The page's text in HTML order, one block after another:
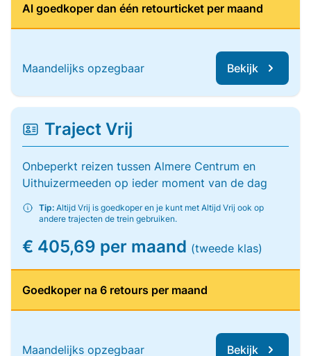
Al goedkoper dan één retourticket per maand
Maandelijks opzegbaar Bekijk
Traject Vrij
Onbeperkt reizen tussen Almere Centrum en
Uithuizermeeden op ieder moment van de dag
Tip: Altijd Vrij is goedkoper en je kunt met Altijd Vrij ook op
andere trajecten de trein gebruiken.
€ 405,69 per maand (tweede klas)
Goedkoper na 6 retours per maand
Maandelijks opzegbaar Bekijk